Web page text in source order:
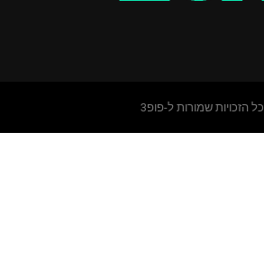
כל הזכויות שמורות ל-פופ3